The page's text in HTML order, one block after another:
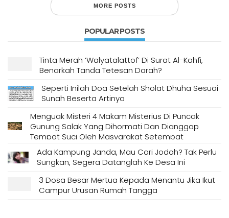
MORE POSTS
POPULAR POSTS
Tinta Merah ‘Walyatalattof’ Di Surat Al-Kahfi,
Benarkah Tanda Tetesan Darah?
Seperti Inilah Doa Setelah Sholat Dhuha Sesuai
Sunah Beserta Artinya
Menguak Misteri 4 Makam Misterius Di Puncak
Gunung Salak Yang Dihormati Dan Dianggap
Tempat Suci Oleh Masyarakat Setempat
Ada Kampung Janda, Mau Cari Jodoh? Tak Perlu
Sungkan, Segera Datanglah Ke Desa Ini
3 Dosa Besar Mertua Kepada Menantu Jika Ikut
Campur Urusan Rumah Tangga